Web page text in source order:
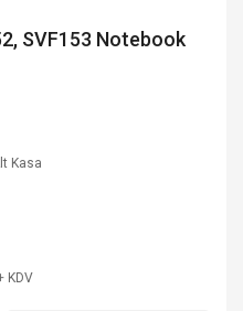
SVF153 Notebook
Kasa
KDV